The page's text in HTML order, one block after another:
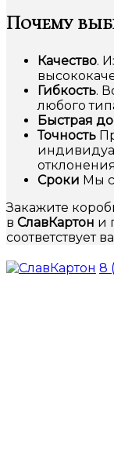
Почему
Качество.
Гибкость.
любого
Быстрая
Точность
Сроки Мы
Закажите
в СлавКартон и
соответствует
8